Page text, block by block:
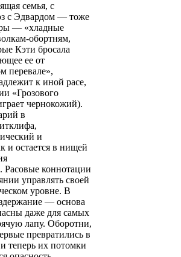
семья, с
с Эдвардом — тоже
— «хладные
обортням,
Кэти бросала
ее от
перевале»,
к иной расе,
«Грозового
чернокожий).
в
и
и остается в нищей
Расовые коннотации
управлять своей
уровне. В
— основа
даже для самых
лапу. Оборотни,
превратились в
теперь их потомки